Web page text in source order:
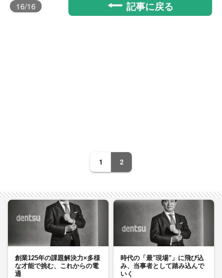
16/16 記事に戻る
1 2
創業125年の課題解決力×多様
な才能で挑む、これからの電
通
時代の「最"現場"」に飛び込
み、当事者として踏み込んで
いく